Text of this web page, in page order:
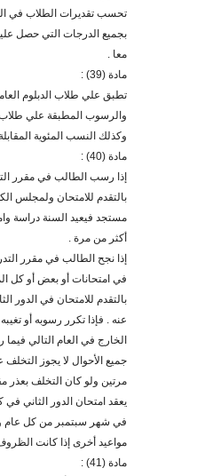
تحسب تقديرات الطلاب في
بجميع الدرجات التي حصل
معا .
مادة (39) :
تطبق علي طلاب الدبلوم
والرسوب المطبقة علي
وكذلك النسب المئوية
مادة (40) :
إذا رسب الطالب في مقرر
بالتقدم للامتحان ولمجلس
مستجد فيعيد السنة دراسة
أكثر من مرة .
إذا نجح الطالب في مقرر
في امتحانات أو بعض أو كل
بالتقدم للامتحان في الدور
عنه . فإذا تكرر رسوبه أو تغيبه
الخارج في العام التالي
جميع الأحوال لا يجوز
مرتين ولو كان التخلف بعذر
يعقد امتحان الدور الثاني
في شهر سبتمبر من كل عام
مواعيد أخرى إذا كانت
مادة (41) :